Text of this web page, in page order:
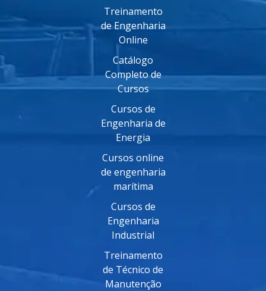
Treinamento
de Engenharia
Online
Catálogo
Completo de
Cursos
Cursos de
Engenharia de
Energia
Cursos online
de engenharia
marítima
Cursos de
Engenharia
Industrial
Treinamento
de Técnico de
Manutenção